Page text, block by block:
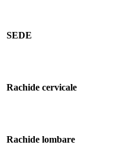
SEDE
Rachide cervicale
Rachide lombare